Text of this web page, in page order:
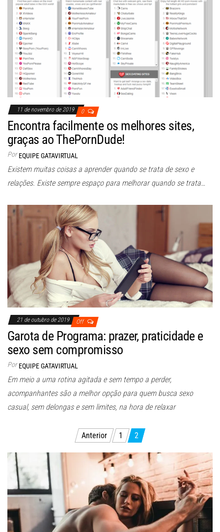
11 de novembro de 2019 0
Encontra facilmente os melhores sites,
graças ao ThePornDude!
Por EQUIPE GATAVIRTUAL
Existem muitas coisas a aprender quando se trata de sexo e
relações. Existe sempre espaço para melhorar quando se trata…
21 de outubro de 2019 Off
Garota de Programa: prazer, praticidade e
sexo sem compromisso
Por EQUIPE GATAVIRTUAL
Em meio a uma rotina agitada e sem tempo a perder,
acompanhantes são a melhor opção para quem busca sexo
casual, sem delongas e sem limites, na hora de relaxar
de
posts
Anterior 1 2